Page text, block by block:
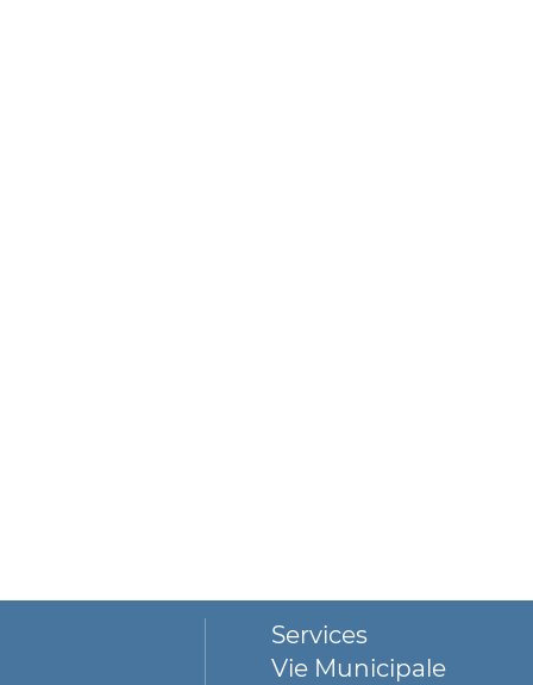
Services
Vie Municipale